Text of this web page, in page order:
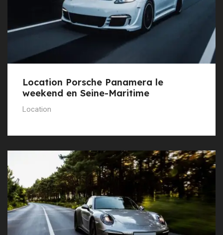
Location Porsche Panamera le
weekend en Seine-Maritime
Location